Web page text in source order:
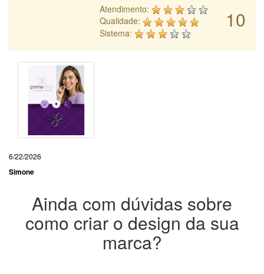
10
Atendimento:
Qualidade:
Sistema:
6/22/2026
Simone
Ainda com dúvidas sobre
como criar o design da sua
marca?